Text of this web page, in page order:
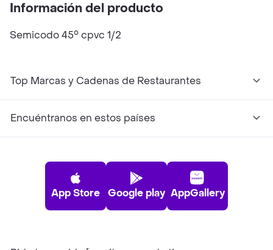
Información del producto
Semicodo 45° cpvc 1/2
Top Marcas y Cadenas de Restaurantes
Encuéntranos en estos países
App Store Google play AppGallery